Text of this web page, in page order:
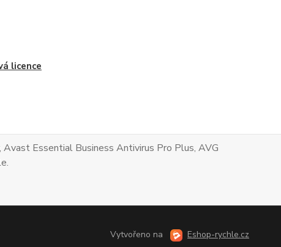
licence
Essential Business Antivirus Pro Plus, AVG
Vytvořeno na Eshop-rychle.cz